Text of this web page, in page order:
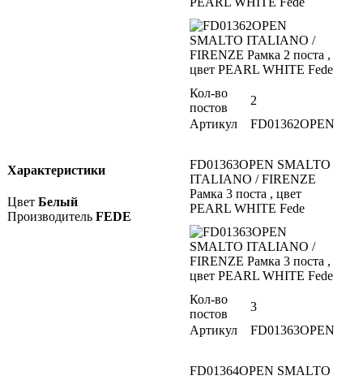
Кол-во
постов
2
Артикул
FD01362OPEN
FD01363OPEN SMALTO
ITALIANO / FIRENZE
Рамка 3 поста , цвет
PEARL WHITE Fede
Кол-во
постов
3
Артикул
FD01363OPEN
FD01364OPEN SMALTO
Характеристики
Цвет Белый
Производитель FEDE